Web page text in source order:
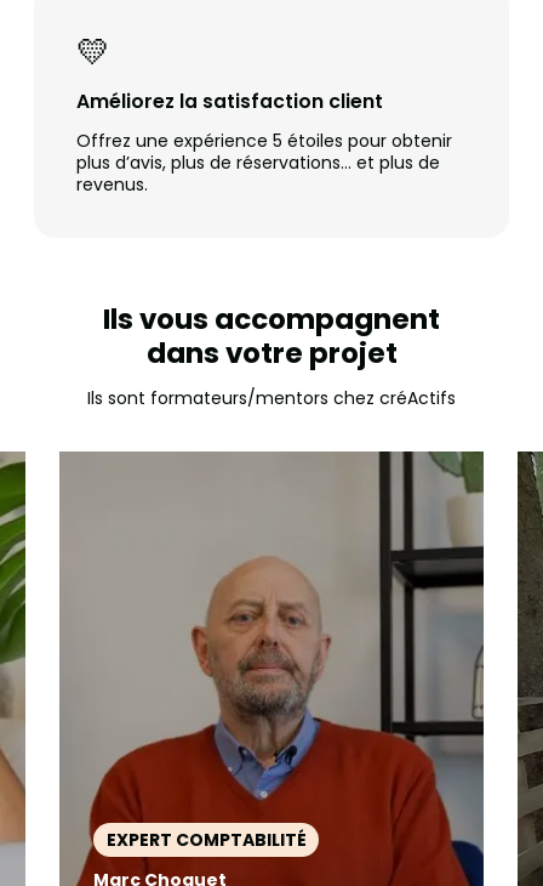
💛
Améliorez la satisfaction client
Offrez une expérience 5 étoiles pour obtenir
plus d’avis, plus de réservations… et plus de
revenus.
Ils vous accompagnent
dans votre projet
Ils sont formateurs/mentors chez créActifs
EXPERT COMPTABILITÉ
Marc Choquet